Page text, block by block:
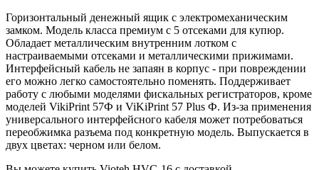
Горизонтальный денежный ящик с электромеханическим
замком. Модель класса премиум с 5 отсеками для купюр.
Обладает металлическим внутренним лотком с
настраиваемыми отсеками и металлическими прижимами.
Интерфейсный кабель не запаян в корпус - при повреждении
его можно легко самостоятельно поменять. Поддерживает
работу с любыми моделями фискальных регистраторов, кроме
моделей VikiPrint 57Ф и ViKiPrint 57 Plus Ф. Из-за применения
универсального интерфейсного кабеля может потребоваться
переобжимка разъема под конкретную модель. Выпускается в
двух цветах: черном или белом.